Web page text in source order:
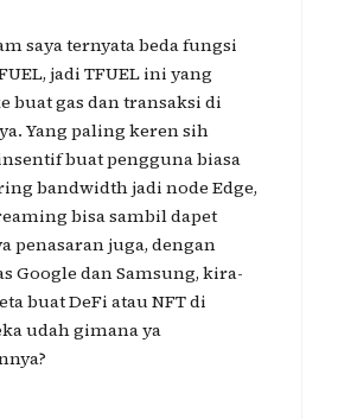
saya ternyata beda fungsi
jadi TFUEL ini yang
buat gas dan transaksi di
Yang paling keren sih
buat pengguna biasa
bandwidth jadi node Edge,
bisa sambil dapet
penasaran juga, dengan
Google dan Samsung, kira-
buat DeFi atau NFT di
udah gimana ya